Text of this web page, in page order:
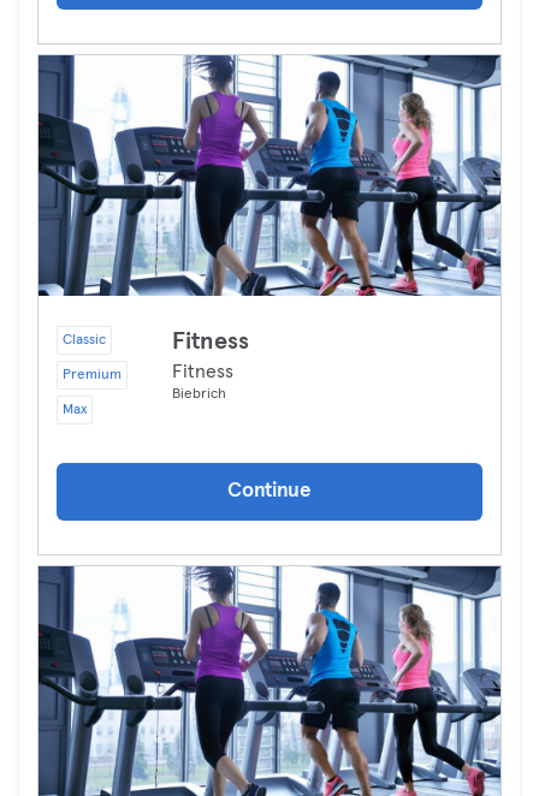
Classic
Premium
Max
Fitness
Fitness
Biebrich
Continue